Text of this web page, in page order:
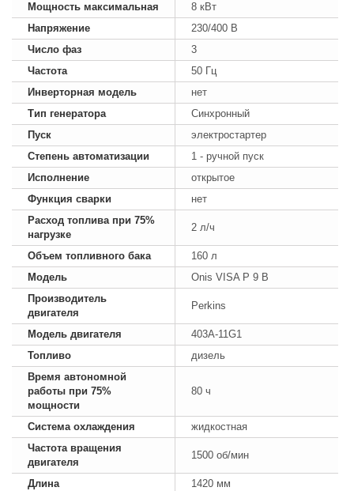
Мощность максимальная
8 кВт
Напряжение
230/400 В
Число фаз
3
Частота
50 Гц
Инверторная модель
нет
Тип генератора
Синхронный
Пуск
электростартер
Степень автоматизации
1 - ручной пуск
Исполнение
открытое
Функция сварки
нет
Расход топлива при 75%
нагрузке
2 л/ч
Объем топливного бака
160 л
Модель
Onis VISA P 9 B
Производитель
двигателя
Perkins
Модель двигателя
403A-11G1
Топливо
дизель
Время автономной
работы при 75%
мощности
80 ч
Система охлаждения
жидкостная
Частота вращения
двигателя
1500 об/мин
Длина
1420 мм